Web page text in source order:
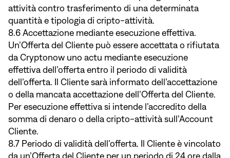
attività contro trasferimento di una determinata
quantità e tipologia di cripto-attività.
8.6 Accettazione mediante esecuzione effettiva.
Un’Offerta del Cliente può essere accettata o rifiutata
da Cryptonow uno actu mediante esecuzione
effettiva dell’offerta entro il periodo di validità
dell’offerta. Il Cliente sarà informato dell’accettazione
o della mancata accettazione dell’Offerta del Cliente.
Per esecuzione effettiva si intende l’accredito della
somma di denaro o della cripto-attività sull’Account
Cliente.
8.7 Periodo di validità dell’offerta. Il Cliente è vincolato
da un’Offerta del Cliente per un periodo di 24 ore dalla